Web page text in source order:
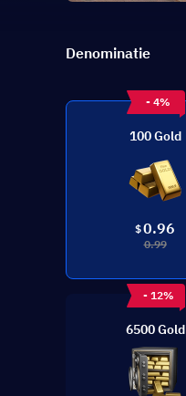
Denominatie
- 4%
100 Gold
$0.96
0.99
- 12%
6500 Gold